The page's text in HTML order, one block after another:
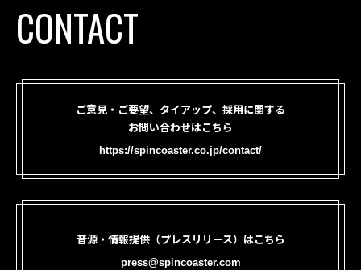
CONTACT
ご意見・ご要望、タイアップ、採用に関する
お問い合わせはこちら
https://spincoaster.co.jp/contact/
音源・情報提供（プレスリリース）はこちら
press@spincoaster.com